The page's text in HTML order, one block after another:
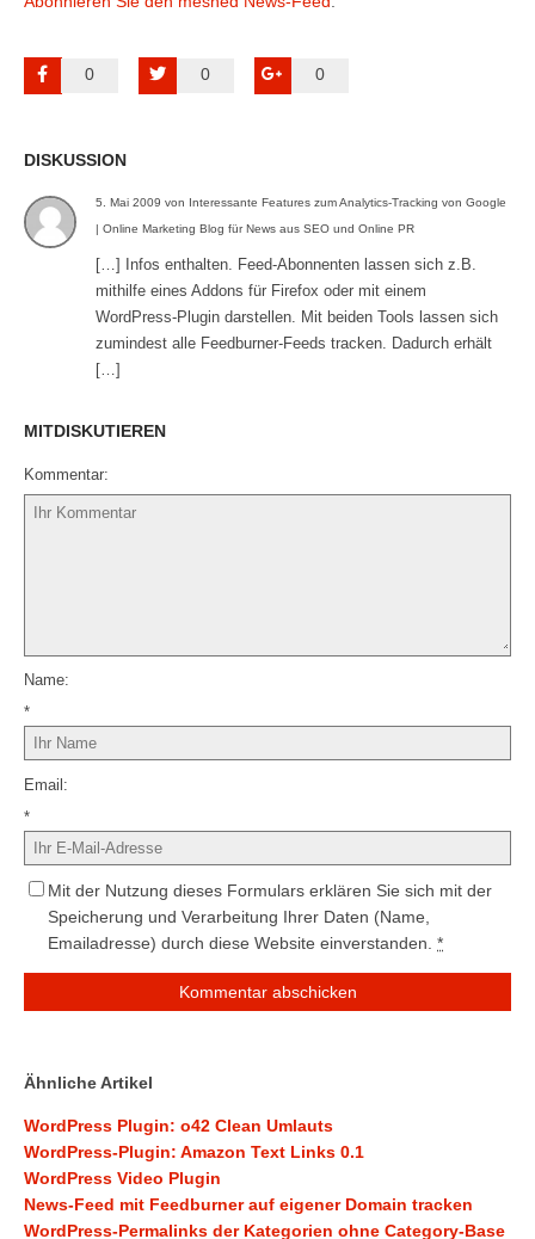
0 0 0
DISKUSSION
5. Mai 2009 von Interessante Features zum Analytics-Tracking von Google
| Online Marketing Blog für News aus SEO und Online PR
[…] Infos enthalten. Feed-Abonnenten lassen sich z.B.
mithilfe eines Addons für Firefox oder mit einem
WordPress-Plugin darstellen. Mit beiden Tools lassen sich
zumindest alle Feedburner-Feeds tracken. Dadurch erhält
[…]
MITDISKUTIEREN
Kommentar
Name
*
Email
*
Mit der Nutzung dieses Formulars erklären Sie sich mit der
Speicherung und Verarbeitung Ihrer Daten (Name,
Emailadresse) durch diese Website einverstanden. *
Ähnliche Artikel
WordPress Plugin: o42 Clean Umlauts
WordPress-Plugin: Amazon Text Links 0.1
WordPress Video Plugin
News-Feed mit Feedburner auf eigener Domain tracken
WordPress-Permalinks der Kategorien ohne Category-Base